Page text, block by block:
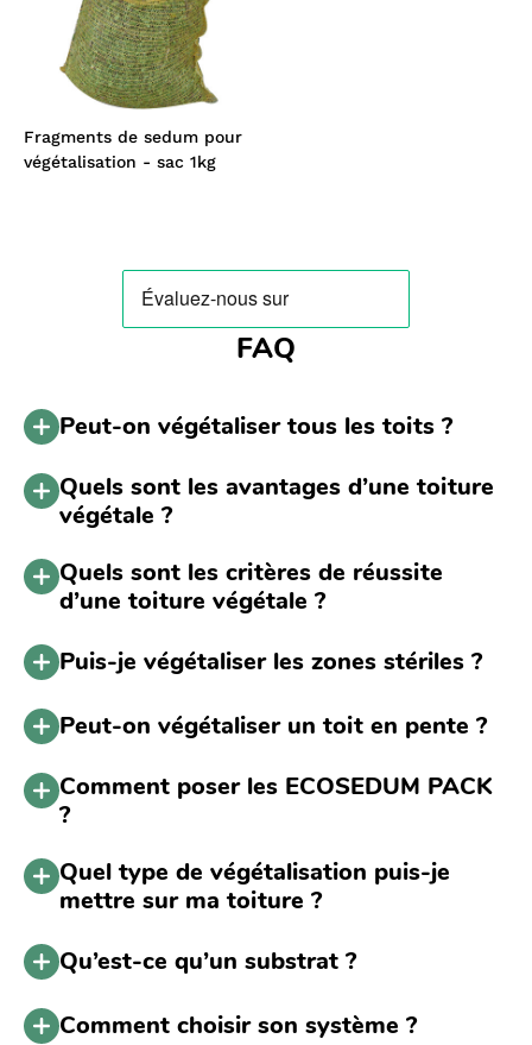
Fragments de sedum pour
végétalisation - sac 1kg
FAQ
Peut-on végétaliser tous les toits ?
Quels sont les avantages d’une toiture
végétale ?
Quels sont les critères de réussite
d’une toiture végétale ?
Puis-je végétaliser les zones stériles ?
Peut-on végétaliser un toit en pente ?
Comment poser les ECOSEDUM PACK
?
Quel type de végétalisation puis-je
mettre sur ma toiture ?
Qu’est-ce qu’un substrat ?
Comment choisir son système ?